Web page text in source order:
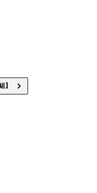
】